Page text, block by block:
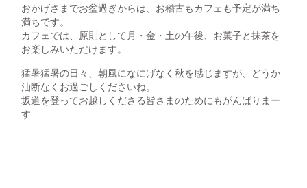
おかげさまでお盆過ぎからは、お稽古もカフェも予定が満ち
満ちです。
カフェでは、原則として月・金・土の午後、お菓子と抹茶を
お楽しみいただけます。
猛暑猛暑の日々、朝風になにげなく秋を感じますが、どうか
油断なくお過ごしくださいね。
坂道を登ってお越しくださる皆さまのためにもがんばりまー
す